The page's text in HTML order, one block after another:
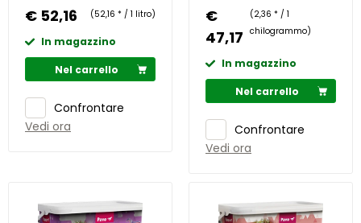
€ 52,16 (52,16 * / 1 litro)
In magazzino
Nel carrello
Confrontare
Vedi ora
zuccheri
€
47,17
(2,36 * / 1
chilogrammo)
In magazzino
Nel carrello
Confrontare
Vedi ora